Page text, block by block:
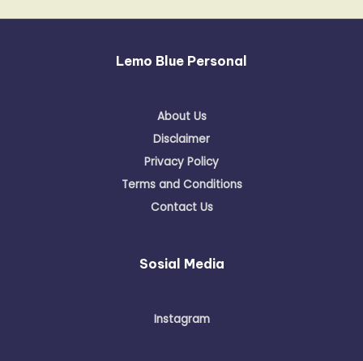
Lemo Blue Personal
About Us
Disclaimer
Privacy Policy
Terms and Conditions
Contact Us
Sosial Media
Instagram